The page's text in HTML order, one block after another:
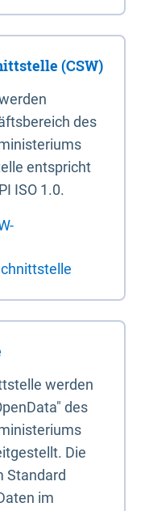
(CSW)
des
entspricht
ISO 1.0.
werden
des
Die
Standard
im